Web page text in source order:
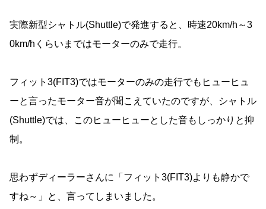
実際新型シャトル(Shuttle)で発進すると、時速20km/h～3
0km/hくらいまではモーターのみで走行。
フィット3(FIT3)ではモーターのみの走行でもヒューヒュ
ーと言ったモーター音が聞こえていたのですが、シャトル
(Shuttle)では、このヒューヒューとした音もしっかりと抑
制。
思わずディーラーさんに「フィット3(FIT3)よりも静かで
すね～」と、言ってしまいました。